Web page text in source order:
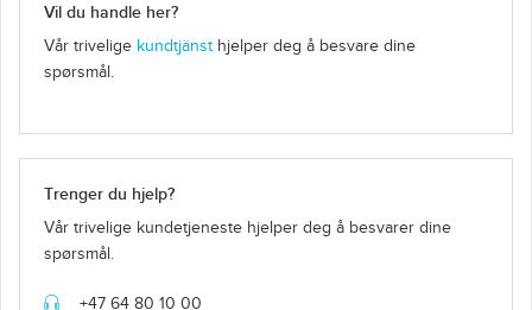
Vil du handle her?
Vår trivelige kundtjänst hjelper deg å besvare dine
spørsmål.
Trenger du hjelp?
Vår trivelige kundetjeneste hjelper deg å besvarer dine
spørsmål.
+47 64 80 10 00